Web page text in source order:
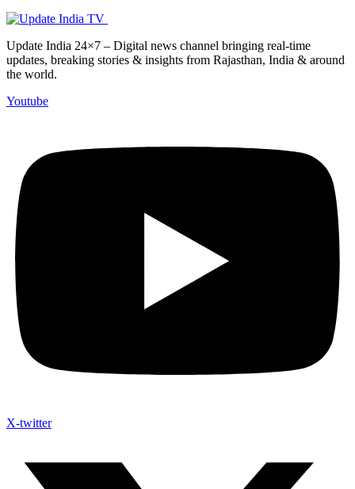
Update India 24×7 – Digital news channel bringing real-time
updates, breaking stories & insights from Rajasthan, India & around
the world.
Youtube
X-twitter